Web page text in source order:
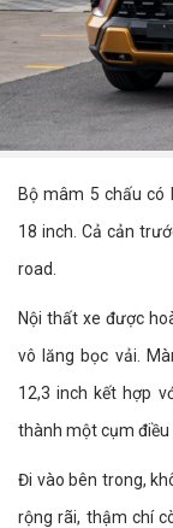
Bộ mâm 5 chấu có
18 inch. Cả cản
road.
Nội thất xe được
vô lăng bọc vải.
12,3 inch kết hợp
thành một cụm điều
Đi vào bên trong,
rộng rãi, thậm chí